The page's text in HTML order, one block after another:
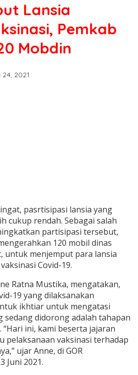
Lansia
Pemkab
Mobdin
24, 2021
pasrtisipasi lansia yang
cukup rendah. Sebagai salah
partisipasi tersebut,
120 mobil dinas
untuk menjemput para lansia
Covid-19.
Ratna Mustika, mengatakan,
19 yang dilaksanakan
ikhtiar untuk mengatasi
sedang didorong adalah tahapan
ini, kami beserta jajaran
pelaksanaan vaksinasi terhadap
ujar Anne, di GOR
Juni 2021.